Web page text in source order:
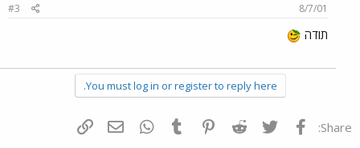
8/7/01
#3
תודה
You must log in or register to reply here.
Share: פייסבוק Twitter
Reddit
Pinterest
Tumblr
WhatsAppדואר אלקטרוני